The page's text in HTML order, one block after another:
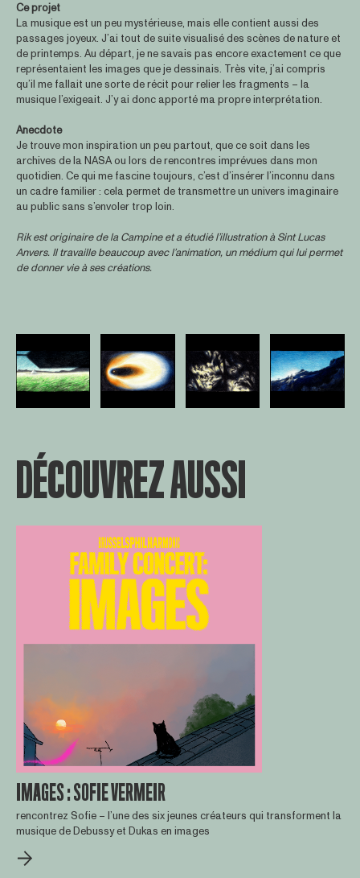
Ce projet
La musique est un peu mystérieuse, mais elle contient aussi des
passages joyeux. J’ai tout de suite visualisé des scènes de nature et
de printemps. Au départ, je ne savais pas encore exactement ce que
représentaient les images que je dessinais. Très vite, j’ai compris
qu’il me fallait une sorte de récit pour relier les fragments – la
musique l’exigeait. J’y ai donc apporté ma propre interprétation.
Anecdote
Je trouve mon inspiration un peu partout, que ce soit dans les
archives de la NASA ou lors de rencontres imprévues dans mon
quotidien. Ce qui me fascine toujours, c’est d’insérer l’inconnu dans
un cadre familier : cela permet de transmettre un univers imaginaire
au public sans s’envoler trop loin.
Rik est originaire de la Campine et a étudié l’illustration à Sint Lucas
Anvers. Il travaille beaucoup avec l’animation, un médium qui lui permet
de donner vie à ses créations.
Open afbeelding in popupOpen afbeelding in popupOpen afbeelding in popup
Open
DÉCOUVREZ AUSSI
IMAGES : SOFIE VERMEIR
rencontrez Sofie – l’une des six jeunes créateurs qui transforment la
musique de Debussy et Dukas en images